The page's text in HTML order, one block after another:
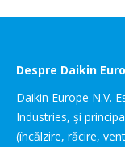
Despre Daikin
Daikin Europe N.V.
Industries, și
(încălzire, răcire,